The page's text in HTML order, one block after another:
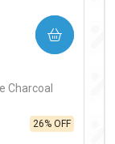
Charcoal
26% OFF